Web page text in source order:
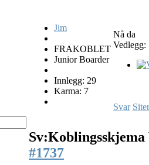
Jim
FRAKOBLET
Junior Boarder
Innlegg: 29
Karma: 7
Nå da
Vedlegg:
Svar Siter
#1737